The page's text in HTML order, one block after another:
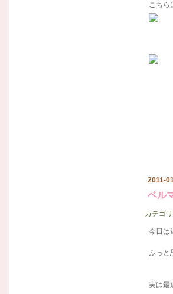
こちら
2011-
ベル
カテゴ
今日は
ふっと
実は最